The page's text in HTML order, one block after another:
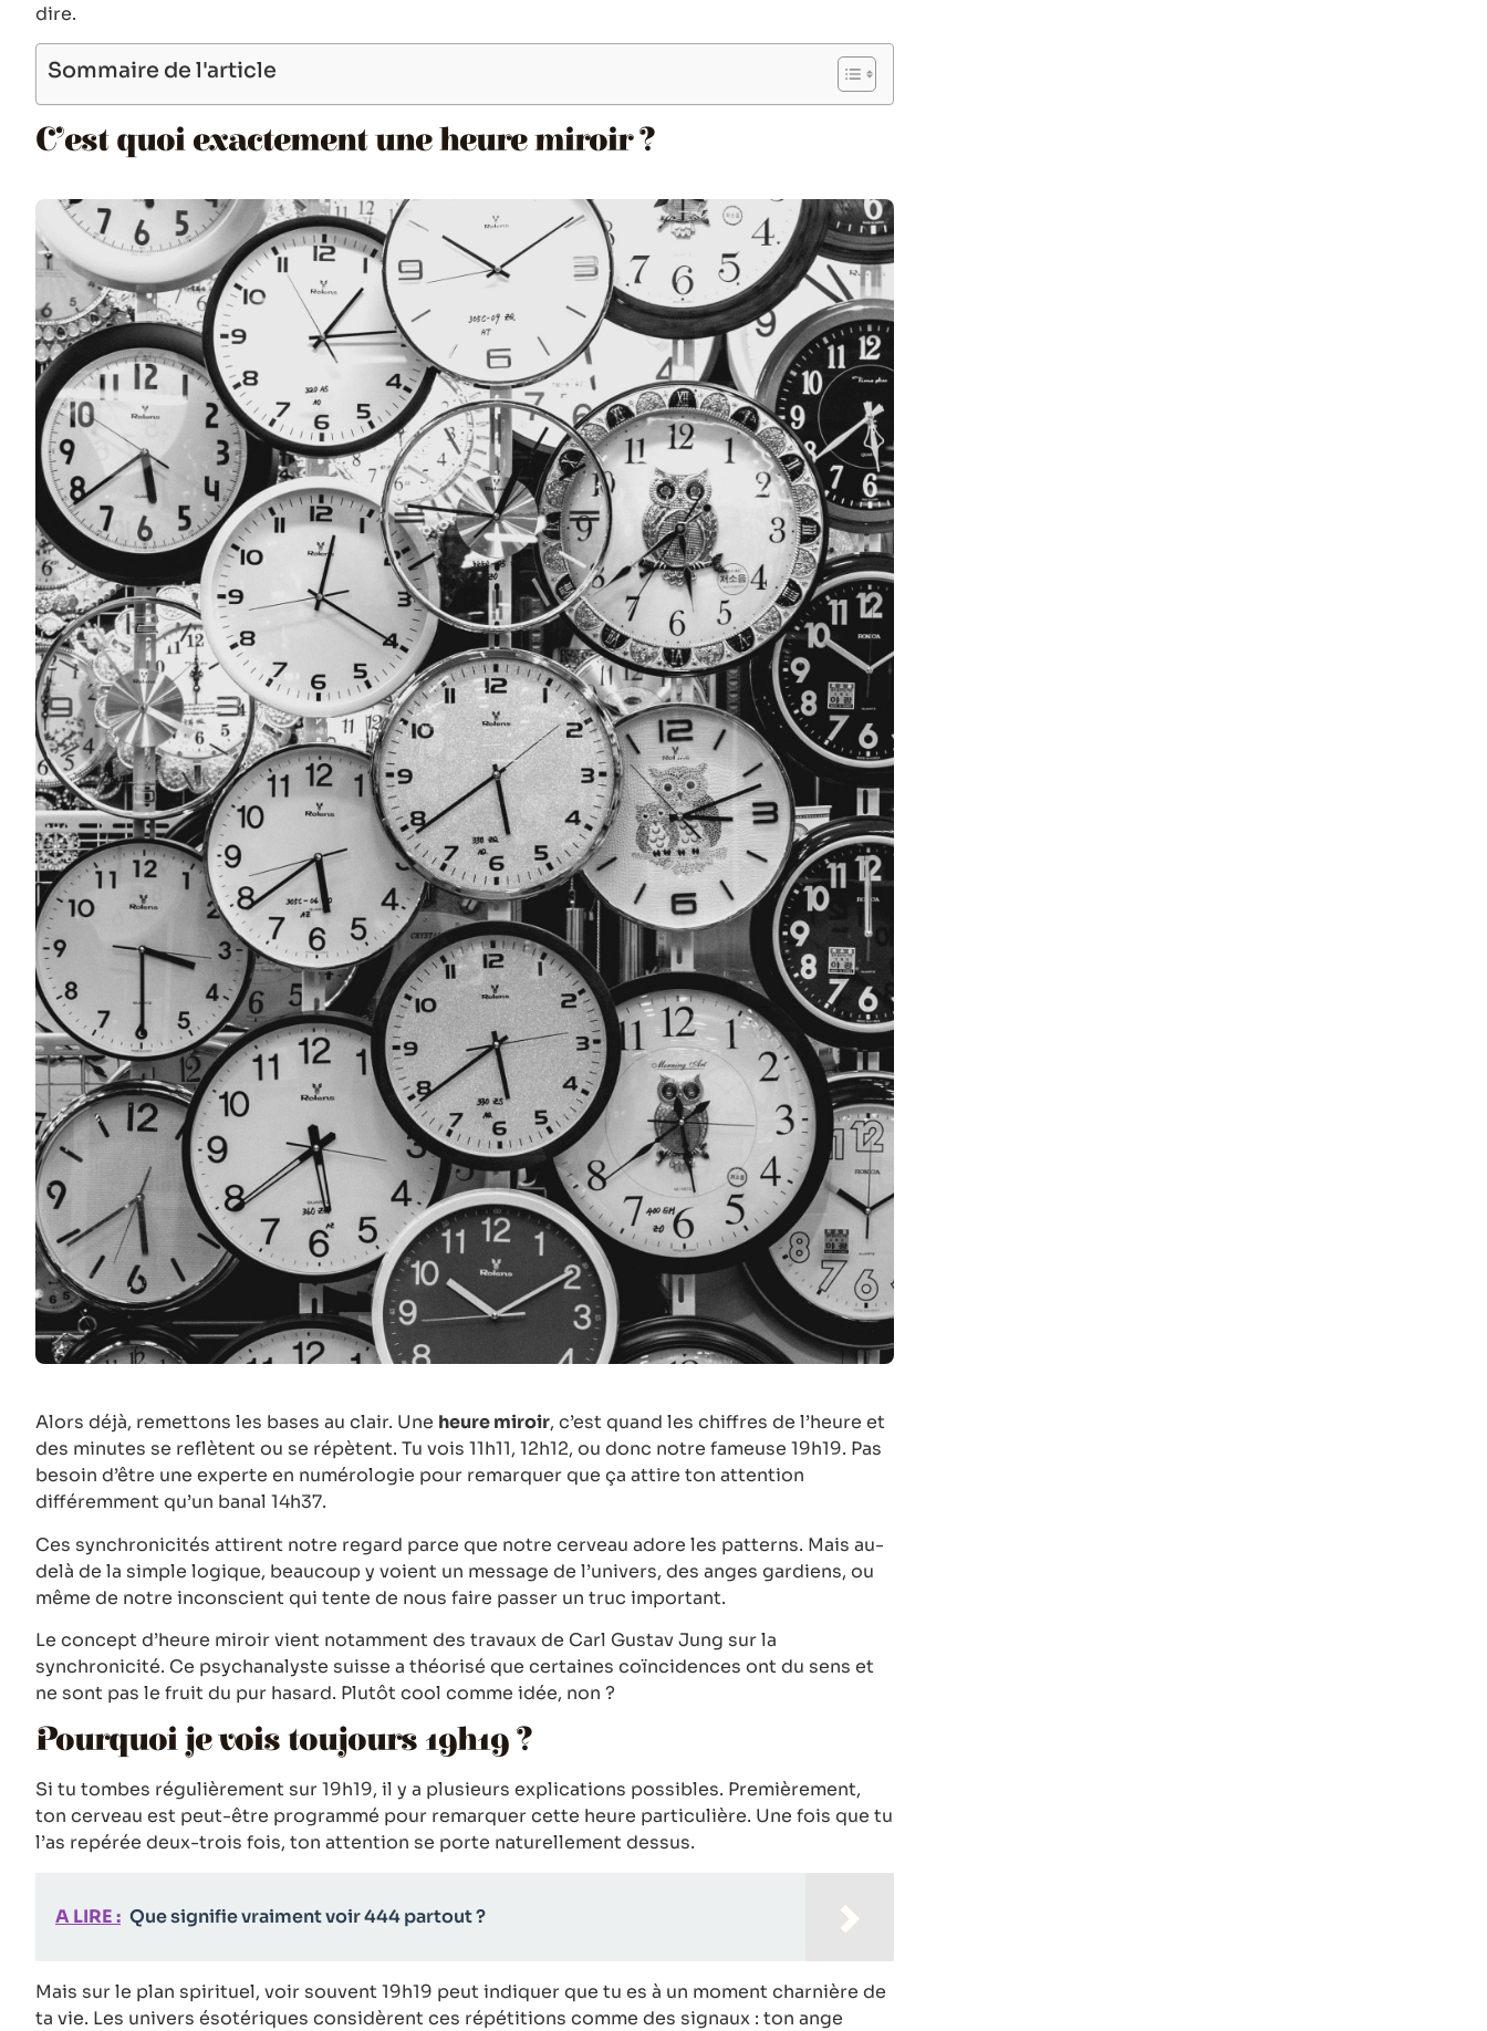
dire.
Sommaire de l'article
C’est quoi exactement une heure miroir ?
Alors déjà, remettons les bases au clair. Une heure miroir, c’est quand les chiffres de l’heure et
des minutes se reflètent ou se répètent. Tu vois 11h11, 12h12, ou donc notre fameuse 19h19. Pas
besoin d’être une experte en numérologie pour remarquer que ça attire ton attention
différemment qu’un banal 14h37.
Ces synchronicités attirent notre regard parce que notre cerveau adore les patterns. Mais au-
delà de la simple logique, beaucoup y voient un message de l’univers, des anges gardiens, ou
même de notre inconscient qui tente de nous faire passer un truc important.
Le concept d’heure miroir vient notamment des travaux de Carl Gustav Jung sur la
synchronicité. Ce psychanalyste suisse a théorisé que certaines coïncidences ont du sens et
ne sont pas le fruit du pur hasard. Plutôt cool comme idée, non ?
Pourquoi je vois toujours 19h19 ?
Si tu tombes régulièrement sur 19h19, il y a plusieurs explications possibles. Premièrement,
ton cerveau est peut-être programmé pour remarquer cette heure particulière. Une fois que tu
l’as repérée deux-trois fois, ton attention se porte naturellement dessus.
A LIRE : Que signifie vraiment voir 444 partout ?
Mais sur le plan spirituel, voir souvent 19h19 peut indiquer que tu es à un moment charnière de
ta vie. Les univers ésotériques considèrent ces répétitions comme des signaux : ton ange